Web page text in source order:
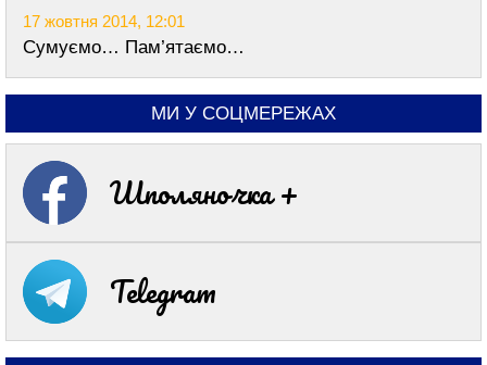
17 жовтня 2014, 12:01
Сумуємо… Пам’ятаємо…
МИ У СОЦМЕРЕЖАХ
Шполяночка +
Telegram